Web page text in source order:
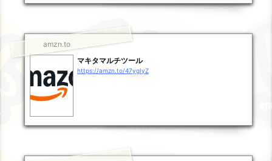
amzn.to
マキタマルチツール
https://amzn.to/47ygIyZ